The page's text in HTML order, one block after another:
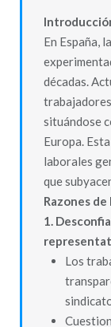
En España,
décadas.
situándose
Europa.
laborales
que
Razones
1.
Los